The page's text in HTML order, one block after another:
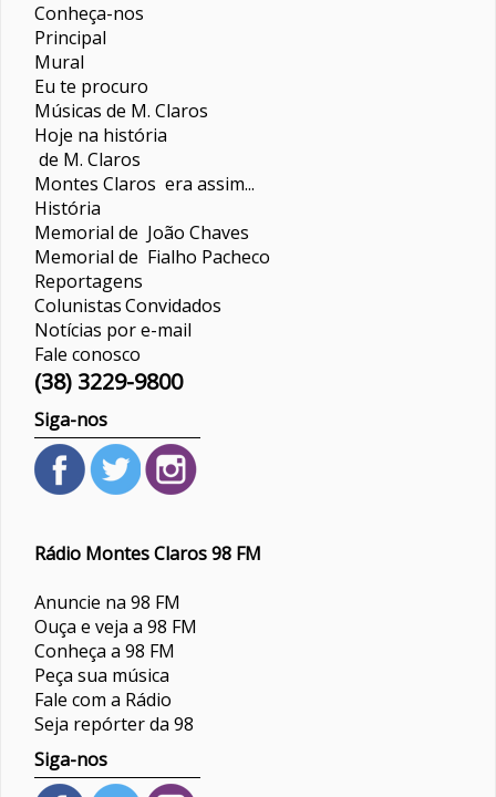
Conheça-nos
Principal
Mural
Eu te procuro
Músicas de M. Claros
Hoje na história
de M. Claros
Montes Claros era assim...
História
Memorial de João Chaves
Memorial de Fialho Pacheco
Reportagens
ColunistasConvidados
Notícias por e-mail
Fale conosco
(38) 3229-9800
Siga-nos
Rádio Montes Claros 98 FM
Anuncie na 98 FM
Ouça e veja a 98 FM
Conheça a 98 FM
Peça sua música
Fale com a Rádio
Seja repórter da 98
Siga-nos